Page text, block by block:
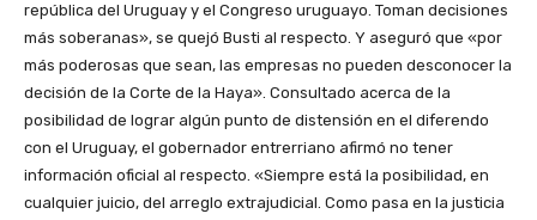
república del Uruguay y el Congreso uruguayo. Toman decisiones
más soberanas», se quejó Busti al respecto. Y aseguró que «por
más poderosas que sean, las empresas no pueden desconocer la
decisión de la Corte de la Haya». Consultado acerca de la
posibilidad de lograr algún punto de distensión en el diferendo
con el Uruguay, el gobernador entrerriano afirmó no tener
información oficial al respecto. «Siempre está la posibilidad, en
cualquier juicio, del arreglo extrajudicial. Como pasa en la justicia